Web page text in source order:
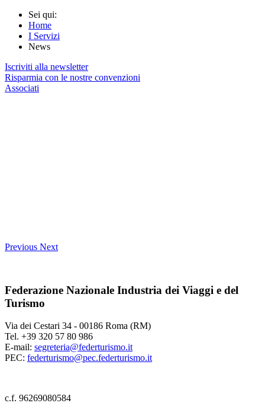
Sei qui:
Home
I Servizi
News
Iscriviti alla newsletter
Risparmia con le nostre convenzioni
Associati
Previous Next
Federazione Nazionale Industria dei Viaggi e del
Turismo
Via dei Cestari 34 - 00186 Roma (RM)
Tel. +39 320 57 80 986
E-mail: segreteria@federturismo.it
PEC: federturismo@pec.federturismo.it
c.f. 96269080584